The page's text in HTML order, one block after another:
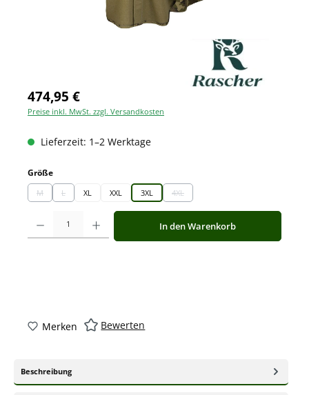
474,95 €
Preise inkl. MwSt. zzgl. Versandkosten
Lieferzeit: 1–2 Werktage
Größeauswählen
M
(Diese Option ist zurzeit nicht verfügbar.)
L
(Diese Option ist zurzeit nicht verfügbar.)
XL XXL 3XL 4XL
(Diese Option ist zurzeit nicht
Produkt Anzahl: Gib den gewünschten Wert ein oder benutze die
In den Warenkorb
Merken Bewerten
Beschreibung